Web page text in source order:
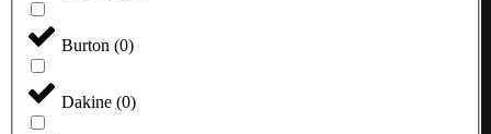
Burton (0)
Dakine (0)